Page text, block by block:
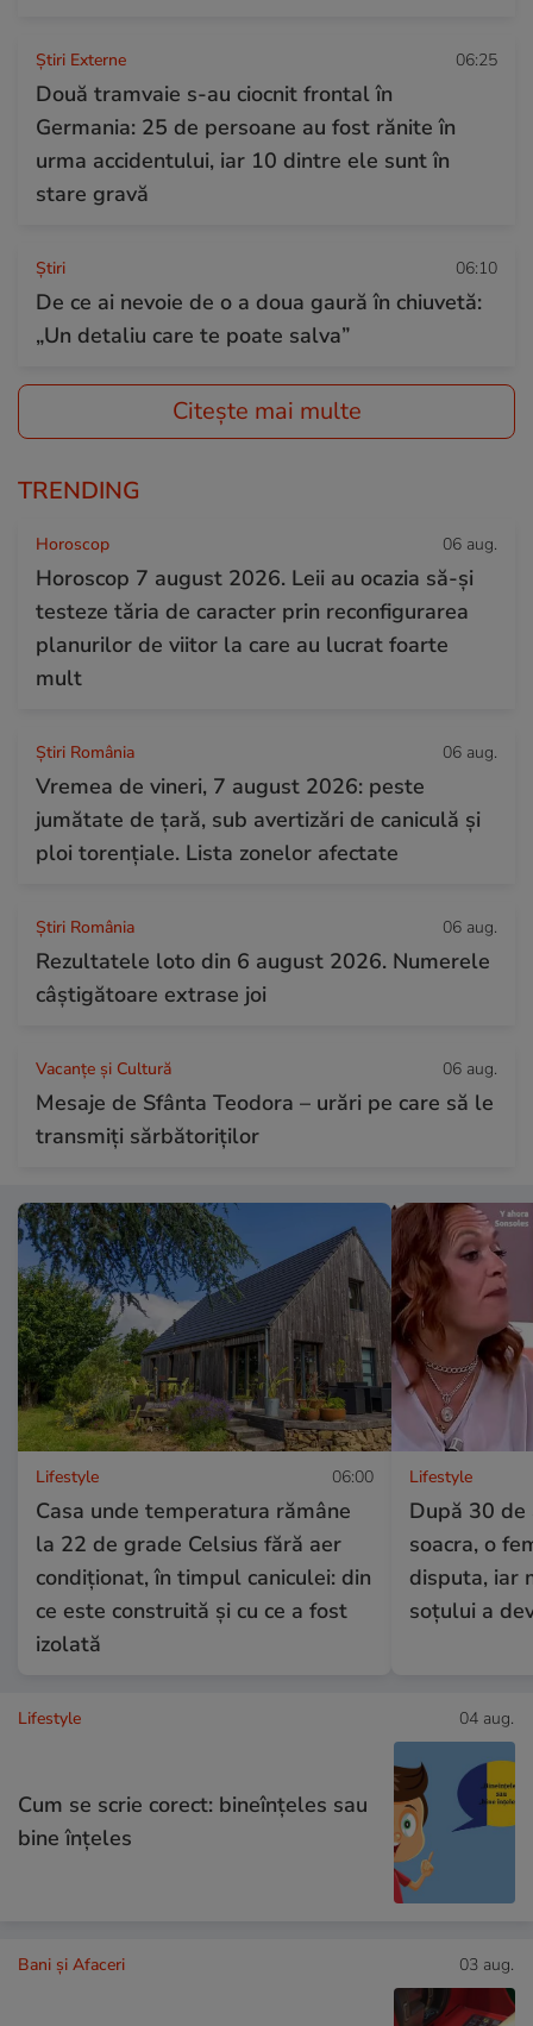
Știri Externe 06:25
Două tramvaie s-au ciocnit frontal în
Germania: 25 de persoane au fost rănite în
urma accidentului, iar 10 dintre ele sunt în
stare gravă
Ştiri 06:10
De ce ai nevoie de o a doua gaură în chiuvetă:
„Un detaliu care te poate salva”
Citește mai multe
TRENDING
Horoscop 06 aug.
Horoscop 7 august 2026. Leii au ocazia să-și
testeze tăria de caracter prin reconfigurarea
planurilor de viitor la care au lucrat foarte
mult
Știri România 06 aug.
Vremea de vineri, 7 august 2026: peste
jumătate de țară, sub avertizări de caniculă și
ploi torențiale. Lista zonelor afectate
Știri România 06 aug.
Rezultatele loto din 6 august 2026. Numerele
câștigătoare extrase joi
Vacanțe și Cultură 06 aug.
Mesaje de Sfânta Teodora – urări pe care să le
transmiți sărbătoriților
Lifestyle 06:00
Casa unde temperatura rămâne
la 22 de grade Celsius fără aer
condiționat, în timpul caniculei: din
ce este construită și cu ce a fost
izolată
Lifestyle
După 30 de
soacra, o
disputa, iar
soțului a
Lifestyle 04 aug.
Cum se scrie corect: bineînțeles sau
bine înțeles
Bani și Afaceri 03 aug.